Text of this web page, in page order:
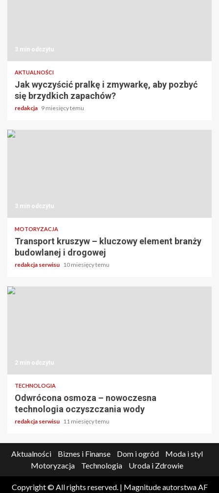
3 min odczytu
AKTUALNOŚCI
Jak wyczyścić pralkę i zmywarkę, aby pozbyć
się brzydkich zapachów?
redakcja 9 miesięcy temu
3 min odczytu
MOTORYZACJA
Transport kruszyw – kluczowy element branży
budowlanej i drogowej
redakcja serwisu 10 miesięcy temu
2 min odczytu
TECHNOLOGIA
Odwrócona osmoza – nowoczesna
technologia oczyszczania wody
redakcja serwisu 11 miesięcy temu
Aktualności Biznes i Finanse Dom i ogród
Moda i styl
Motoryzacja
Technologia Uroda i Zdrowie
Copyright © All rights reserved. | Magnitudeautorstwa AF